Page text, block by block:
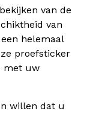
van de
van
helemaal
proefsticker
met uw
willen dat u